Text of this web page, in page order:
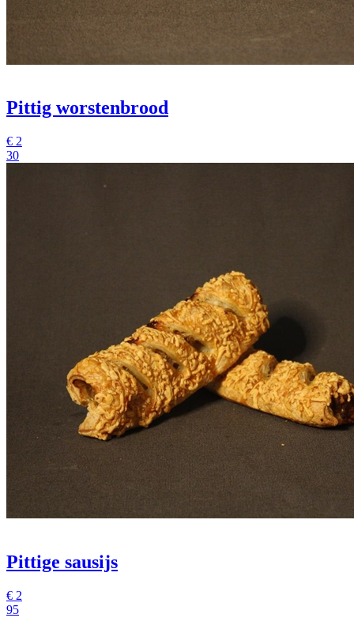
Pittig worstenbrood
€ 2
30
Pittige sausijs
€ 2
95